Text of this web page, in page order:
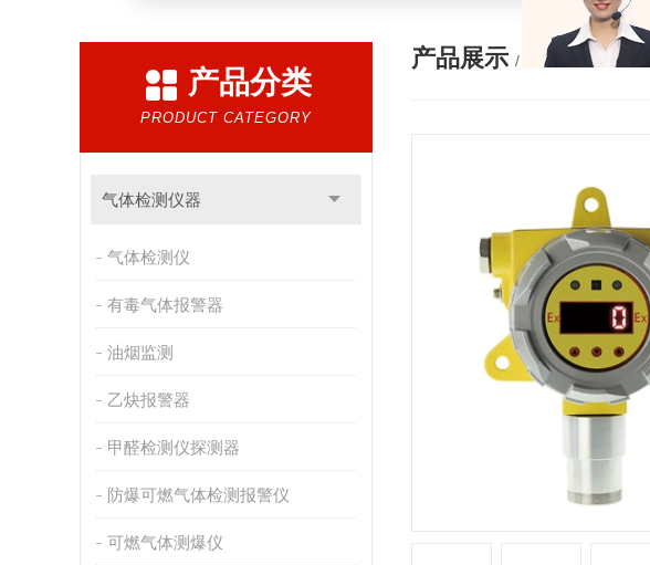
产品分类
PRODUCT CATEGORY
气体检测仪器
气体检测仪
有毒气体报警器
油烟监测
乙炔报警器
甲醛检测仪探测器
防爆可燃气体检测报警仪
可燃气体测爆仪
产品展示 / PRODUCTS